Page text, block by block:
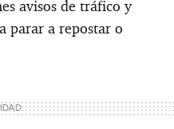
avisos de tráfico y
parar a repostar o